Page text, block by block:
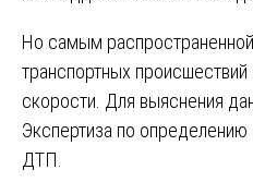
Но самым
транспортных
скорости. Для выяснения
Экспертиза по
ДТП.